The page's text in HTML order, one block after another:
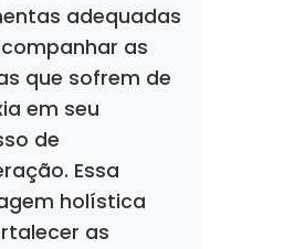
adequadas
as
que sofrem de
em seu
de
Essa
holística
as